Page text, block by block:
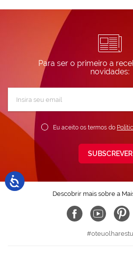
Para ser o primeiro a
novidades:
Newsletter:
Eu aceito os termos do
SUBSCREVER
Descobrir mais sobre a
#oteuolharestu